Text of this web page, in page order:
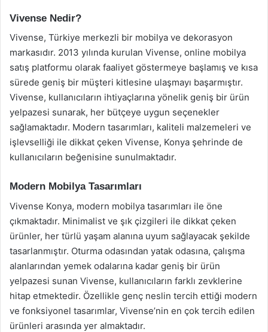
Vivense Nedir?
Vivense, Türkiye merkezli bir mobilya ve dekorasyon
markasıdır. 2013 yılında kurulan Vivense, online mobilya
satış platformu olarak faaliyet göstermeye başlamış ve kısa
sürede geniş bir müşteri kitlesine ulaşmayı başarmıştır.
Vivense, kullanıcıların ihtiyaçlarına yönelik geniş bir ürün
yelpazesi sunarak, her bütçeye uygun seçenekler
sağlamaktadır. Modern tasarımları, kaliteli malzemeleri ve
işlevselliği ile dikkat çeken Vivense, Konya şehrinde de
kullanıcıların beğenisine sunulmaktadır.
Modern Mobilya Tasarımları
Vivense Konya, modern mobilya tasarımları ile öne
çıkmaktadır. Minimalist ve şık çizgileri ile dikkat çeken
ürünler, her türlü yaşam alanına uyum sağlayacak şekilde
tasarlanmıştır. Oturma odasından yatak odasına, çalışma
alanlarından yemek odalarına kadar geniş bir ürün
yelpazesi sunan Vivense, kullanıcıların farklı zevklerine
hitap etmektedir. Özellikle genç neslin tercih ettiği modern
ve fonksiyonel tasarımlar, Vivense’nin en çok tercih edilen
ürünleri arasında yer almaktadır.